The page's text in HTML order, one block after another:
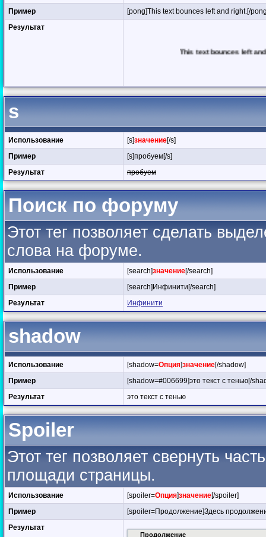
Пример
[pong]This text bounces left and right.[/
Результат
This text bounces left and right.
s
Использование [s]значение[/s]
Пример
[s]пробуем[/s]
Результат
пробуем
Поиск по форуму
Этот тег позволяет сделать
слова на форуме.
Использование [search]значение[/search]
Пример
[search]Инфинити[/search]
Результат
Инфинити
shadow
Использование [shadow=Опция]значение[/shadow]
Пример
[shadow=#006699]это текст с тенью[/
Результат
это текст с тенью
Spoiler
Этот тег позволяет свернуть
площади страницы.
Использование [spoiler=Опция]значение[/spoiler]
Пример
[spoiler=Продолжение]Здесь
Результат
Продолжение